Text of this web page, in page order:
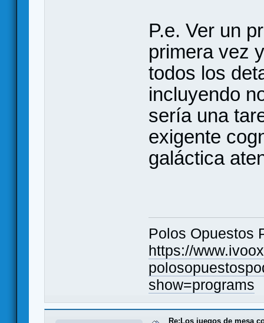
P.e. Ver un
primera vez
todos los
incluyendo
sería una
exigente
galáctica
Polos Opuestos
https://
show=programs
Re:Los juegos de mesa